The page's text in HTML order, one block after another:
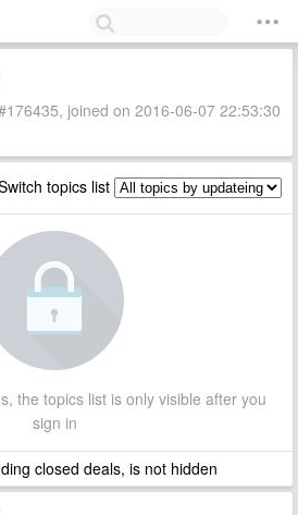
joined on 2016-06-07 22:53:30
topics list
the topics list is only visible after you
sign in
closed deals, is not hidden